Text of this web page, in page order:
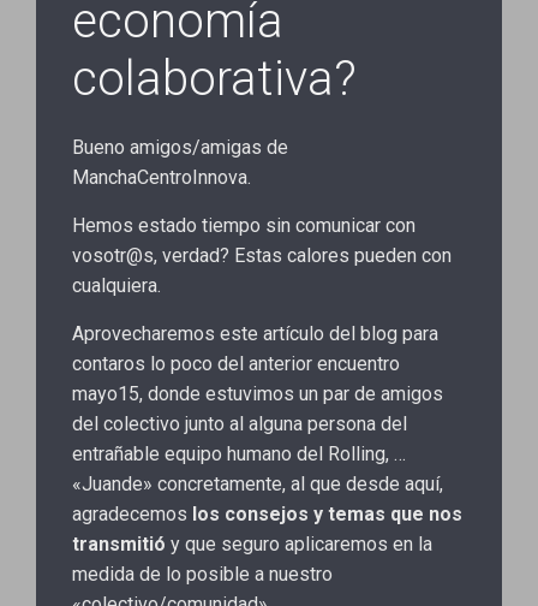
economía
colaborativa?
Bueno amigos/amigas de
ManchaCentroInnova.
Hemos estado tiempo sin comunicar con
vosotr@s, verdad? Estas calores pueden con
cualquiera.
Aprovecharemos este artículo del blog para
contaros lo poco del anterior encuentro
mayo15, donde estuvimos un par de amigos
del colectivo junto al alguna persona del
entrañable equipo humano del Rolling, …
«Juande» concretamente, al que desde aquí,
agradecemos los consejos y temas que nos
transmitió y que seguro aplicaremos en la
medida de lo posible a nuestro